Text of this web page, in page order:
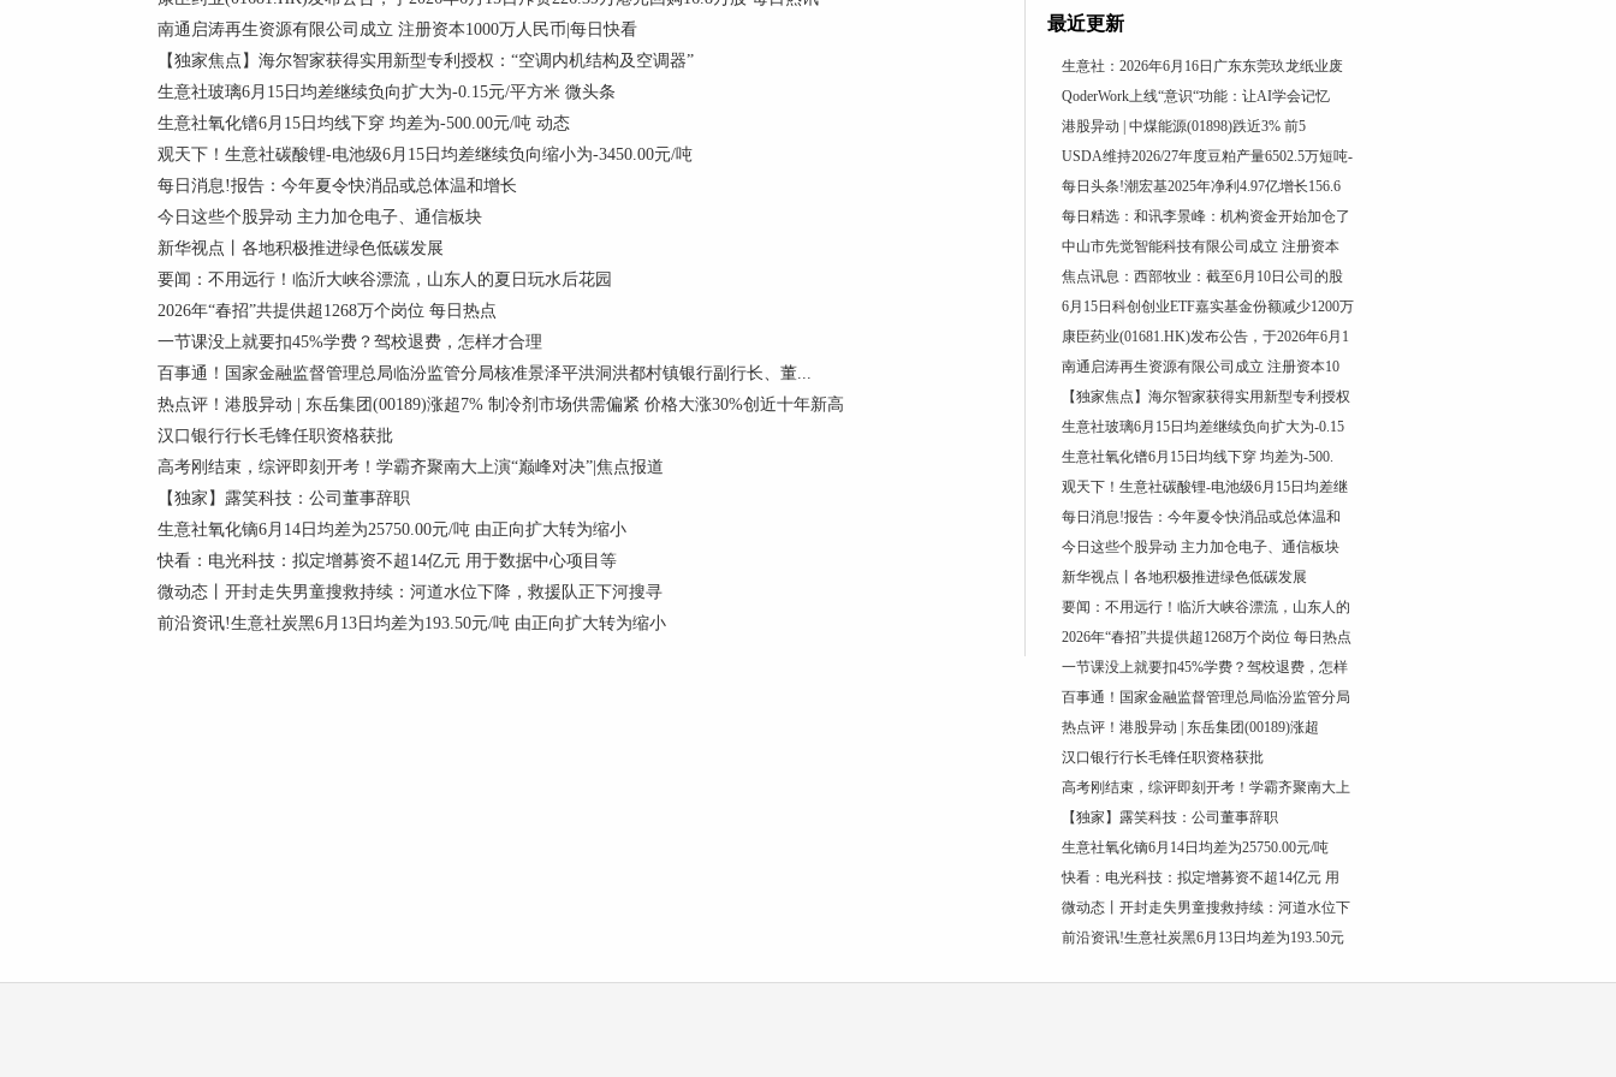
南通启涛再生资源有限公司成立 注册资本1000万人民币|每日快看
【独家焦点】海尔智家获得实用新型专利授权：“空调内机结构及空调器”
生意社玻璃6月15日均差继续负向扩大为-0.15元/平方米 微头条
生意社氧化镨6月15日均线下穿 均差为-500.00元/吨 动态
观天下！生意社碳酸锂-电池级6月15日均差继续负向缩小为-3450.00元/吨
每日消息!报告：今年夏令快消品或总体温和增长
今日这些个股异动 主力加仓电子、通信板块
新华视点丨各地积极推进绿色低碳发展
要闻：不用远行！临沂大峡谷漂流，山东人的夏日玩水后花园
2026年“春招”共提供超1268万个岗位 每日热点
一节课没上就要扣45%学费？驾校退费，怎样才合理
百事通！国家金融监督管理总局临汾监管分局核准景泽平洪洞洪都村镇银行副行长、董...
热点评！港股异动 | 东岳集团(00189)涨超7% 制冷剂市场供需偏紧 价格大涨30%创近十年新高
汉口银行行长毛锋任职资格获批
高考刚结束，综评即刻开考！学霸齐聚南大上演“巅峰对决”|焦点报道
【独家】露笑科技：公司董事辞职
生意社氧化镝6月14日均差为25750.00元/吨 由正向扩大转为缩小
快看：电光科技：拟定增募资不超14亿元 用于数据中心项目等
微动态丨开封走失男童搜救持续：河道水位下降，救援队正下河搜寻
前沿资讯!生意社炭黑6月13日均差为193.50元/吨 由正向扩大转为缩小
最近更新
生意社：2026年6月16日广东东莞玖龙纸业废
QoderWork上线“意识“功能：让AI学会记忆
港股异动 | 中煤能源(01898)跌近3% 前5
USDA维持2026/27年度豆粕产量6502.5万短吨-
每日头条!潮宏基2025年净利4.97亿增长156.6
每日精选：和讯李景峰：机构资金开始加仓了
中山市先觉智能科技有限公司成立 注册资本
焦点讯息：西部牧业：截至6月10日公司的股
6月15日科创创业ETF嘉实基金份额减少1200万
康臣药业(01681.HK)发布公告，于2026年6月1
南通启涛再生资源有限公司成立 注册资本10
【独家焦点】海尔智家获得实用新型专利授权
生意社玻璃6月15日均差继续负向扩大为-0.15
生意社氧化镨6月15日均线下穿 均差为-500.
观天下！生意社碳酸锂-电池级6月15日均差继
每日消息!报告：今年夏令快消品或总体温和
今日这些个股异动 主力加仓电子、通信板块
新华视点丨各地积极推进绿色低碳发展
要闻：不用远行！临沂大峡谷漂流，山东人的
2026年“春招”共提供超1268万个岗位 每日热点
一节课没上就要扣45%学费？驾校退费，怎样
百事通！国家金融监督管理总局临汾监管分局
热点评！港股异动 | 东岳集团(00189)涨超
汉口银行行长毛锋任职资格获批
高考刚结束，综评即刻开考！学霸齐聚南大上
【独家】露笑科技：公司董事辞职
生意社氧化镝6月14日均差为25750.00元/吨
快看：电光科技：拟定增募资不超14亿元 用
微动态丨开封走失男童搜救持续：河道水位下
前沿资讯!生意社炭黑6月13日均差为193.50元